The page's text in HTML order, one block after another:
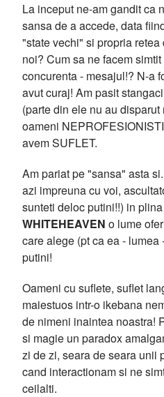
La inceput ne-am gandit ca
sansa de a accede, data
"state vechi" si propria
noi? Cum sa ne facem
concurenta - mesajul!? N-a
avut curaj! Am pasit
(parte din ele nu au
oameni
avem SUFLET.
Am pariat pe "sansa" asta
azi impreuna cu voi,
sunteti deloc putini!!) in
WHITEHEAVEN o lume
care alege (pt ca ea -
putini!
Oameni cu suflete, suflet
maiestuos intr-o ikebana
de nimeni inaintea noastra!
si magie un paradox
zi de zi, seara de seara unii
cand interactionam si ne
ceilalti.